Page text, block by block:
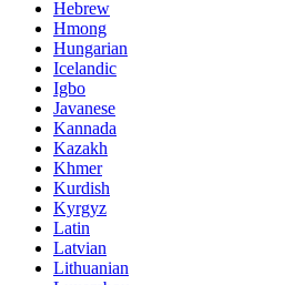
Hebrew
Hmong
Hungarian
Icelandic
Igbo
Javanese
Kannada
Kazakh
Khmer
Kurdish
Kyrgyz
Latin
Latvian
Lithuanian